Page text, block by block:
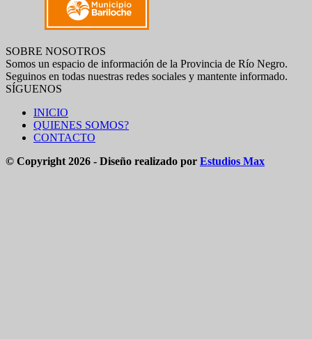
SOBRE NOSOTROS
Somos un espacio de información de la Provincia de Río Negro.
Seguinos en todas nuestras redes sociales y mantente informado.
SÍGUENOS
INICIO
QUIENES SOMOS?
CONTACTO
© Copyright 2026 - Diseño realizado por Estudios Max